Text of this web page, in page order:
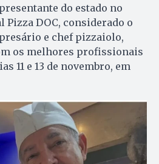
do estado no
Pizza DOC, considerado o
e chef pizzaiolo,
os melhores profissionais
11 e 13 de novembro, em